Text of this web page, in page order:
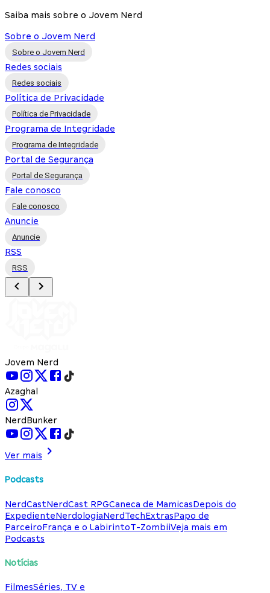
Saiba mais sobre o Jovem Nerd
Sobre o Jovem Nerd
Sobre o Jovem Nerd
Redes sociais
Redes sociais
Política de Privacidade
Política de Privacidade
Programa de Integridade
Programa de Integridade
Portal de Segurança
Portal de Segurança
Fale conosco
Fale conosco
Anuncie
Anuncie
RSS
RSS
Jovem Nerd
Azaghal
NerdBunker
Ver mais
Podcasts
NerdCastNerdCast RPGCaneca de MamicasDepois do
ExpedienteNerdologiaNerdTechExtrasPapo de
ParceiroFrança e o LabirintoT-ZombiiVeja mais em
Podcasts
Notícias
FilmesSéries, TV e